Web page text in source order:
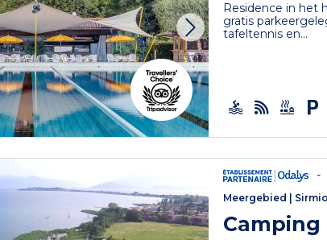
Residence in het
gratis
tafeltennis en...
-
Meergebied
Camping